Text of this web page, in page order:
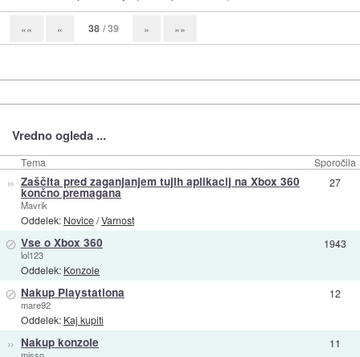
«« « 38 / 39 » »»
Vredno ogleda ...
Tema Sporočila
» Zaščita pred zaganjanjem tujih aplikacij na Xbox 360
končno premagana
Mavrik
Oddelek: Novice/Varnost
27
⊘ Vse o Xbox 360
lol123
Oddelek: Konzole
1943
⊘ Nakup Playstationa
mare92
Oddelek: Kaj kupiti
12
» Nakup konzole
misso
11